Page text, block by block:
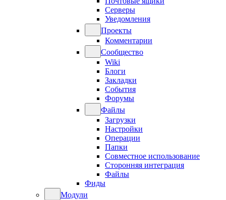
Серверы
Уведомления
Проекты
Комментарии
Сообщество
Wiki
Блоги
Закладки
События
Форумы
Файлы
Загрузки
Настройки
Операции
Папки
Совместное использование
Сторонняя интеграция
Файлы
Фиды
Модули